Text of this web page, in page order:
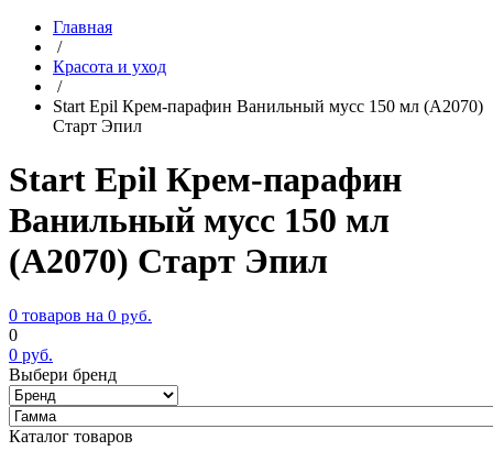
Главная
/
Красота и уход
/
Start Epil Крем-парафин Ванильный мусс 150 мл (А2070)
Старт Эпил
Start Epil Крем-парафин
Ванильный мусс 150 мл
(А2070) Старт Эпил
0 товаров на 0 руб.
0
0 руб.
Выбери бренд
Каталог товаров